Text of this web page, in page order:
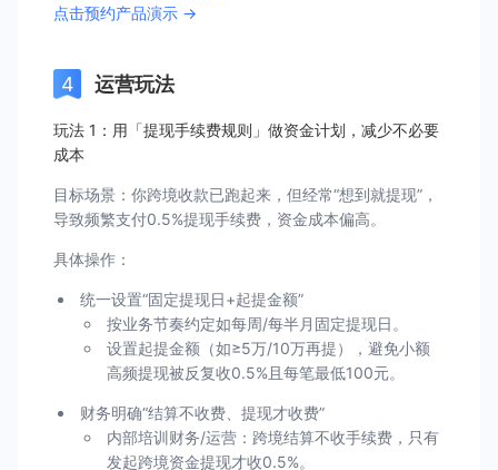
点击预约产品演示 →
运营玩法
玩法 1：用「提现手续费规则」做资金计划，减少不必要
成本
目标场景：你跨境收款已跑起来，但经常“想到就提现”，
导致频繁支付0.5%提现手续费，资金成本偏高。
具体操作：
统一设置“固定提现日+起提金额”
按业务节奏约定如每周/每半月固定提现日。
设置起提金额（如≥5万/10万再提），避免小额
高频提现被反复收0.5%且每笔最低100元。
财务明确“结算不收费、提现才收费”
内部培训财务/运营：跨境结算不收手续费，只有
发起跨境资金提现才收0.5%。